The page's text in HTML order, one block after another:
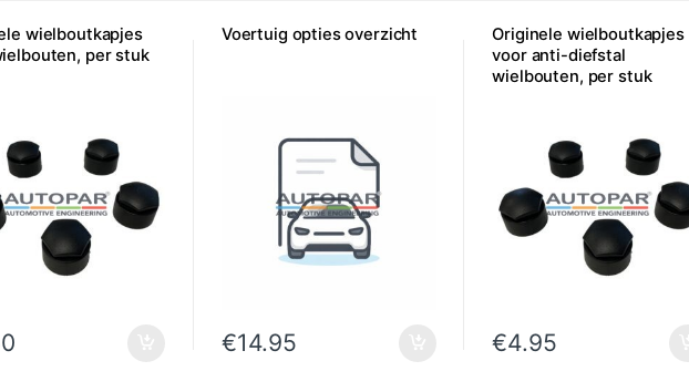
wielboutkapjes
per stuk
Voertuig opties overzicht
€14.95
Originele wielboutkapjes
voor anti-diefstal
wielbouten, per stuk
€4.95